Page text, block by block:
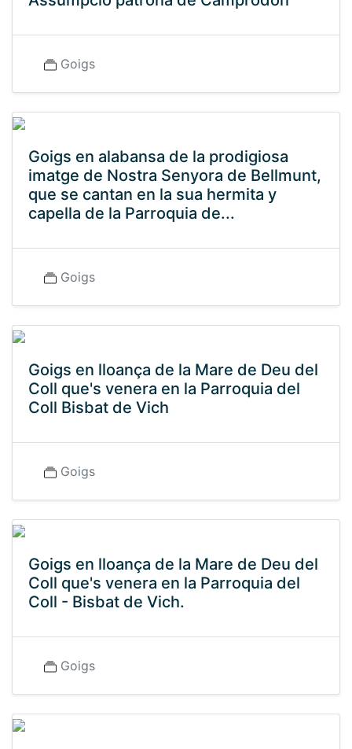
Goigs
Goigs en alabansa de la prodigiosa
imatge de Nostra Senyora de Bellmunt,
que se cantan en la sua hermita y
capella de la Parroquia de...
Goigs
Goigs en lloança de la Mare de Deu del
Coll que's venera en la Parroquia del
Coll Bisbat de Vich
Goigs
Goigs en lloança de la Mare de Deu del
Coll que's venera en la Parroquia del
Coll - Bisbat de Vich.
Goigs